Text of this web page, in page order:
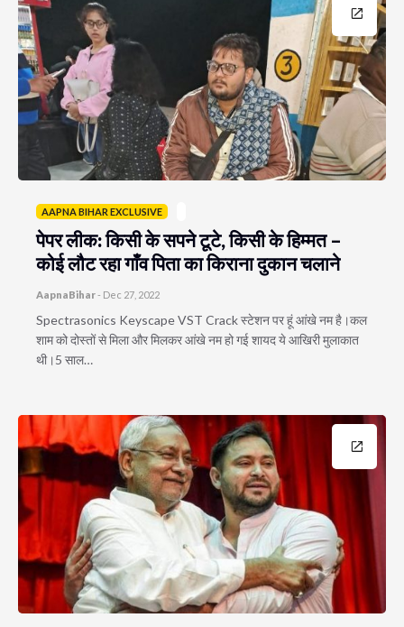
AAPNA BIHAR EXCLUSIVE
पेपर लीक: किसी के सपने टूटे, किसी के हिम्मत –
कोई लौट रहा गाँव पिता का किराना दुकान चलाने
AapnaBihar- Dec 27, 2022
Spectrasonics Keyscape VST Crack स्टेशन पर हूं आंखे नम है।कल
शाम को दोस्तों से मिला और मिलकर आंखे नम हो गई शायद ये आखिरी मुलाकात
थी।5 साल…